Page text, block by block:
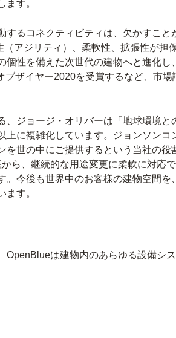
ます。
るコネクティビティは、欠かすこ
アジリティ）、柔軟性、拡張性が
性を備えた次世代の建物へと進化
ザイヤー2020を受賞するなど、市
ジョージ・オリバーは「地球環境
に複雑化しています。ジョンソン
世の中にご提供するという当社の
ら、継続的な用途変更に柔軟に対応
今後も世界中のお客様の建物空間
す。
は建物内のあらゆる設備シ